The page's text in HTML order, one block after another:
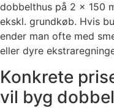
dobbelthus på 2 x 150
ekskl. grundkøb. Hvis
ender man ofte med
eller dyre
Konkrete
vil byg